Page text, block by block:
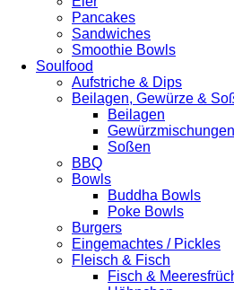
Pancakes
Sandwiches
Smoothie Bowls
Soulfood
Aufstriche & Dips
Beilagen, Gewürze &
Beilagen
Gewürzmischungen
Soßen
BBQ
Bowls
Buddha Bowls
Poke Bowls
Burgers
Eingemachtes / Pickles
Fleisch & Fisch
Fisch &